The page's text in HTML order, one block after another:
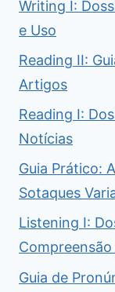
Writing I:
e Uso
Reading II:
Artigos
Reading I:
Notícias
Guia Prático:
Sotaques
Listening I:
Guia de